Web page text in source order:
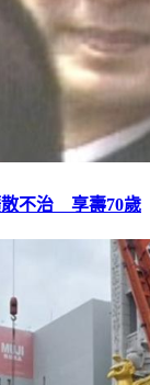
散不治 享壽70歲